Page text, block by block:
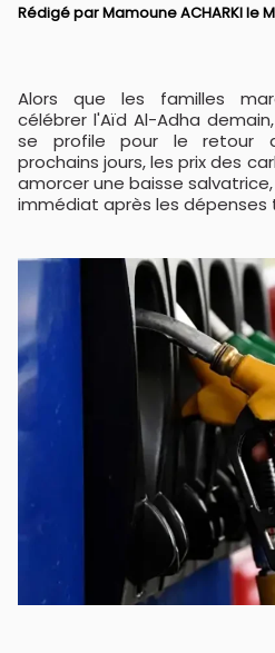
Rédigé parMamoune ACHARKIle
Alors que les familles marocaines s'apprêtent à
célébrer l'Aïd Al-Adha
se profile pour le retour
prochains jours, les prix des
amorcer une baisse
immédiat après les